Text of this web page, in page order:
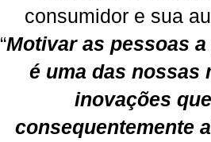
consumidor e sua
“Motivar as pessoas
é uma das nossas
inovações
consequentemente